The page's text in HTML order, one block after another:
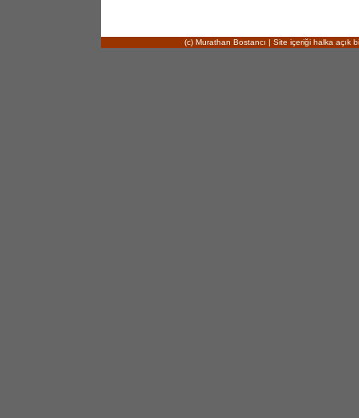
(c) Murathan Bostancı | Site içeriği halka açık